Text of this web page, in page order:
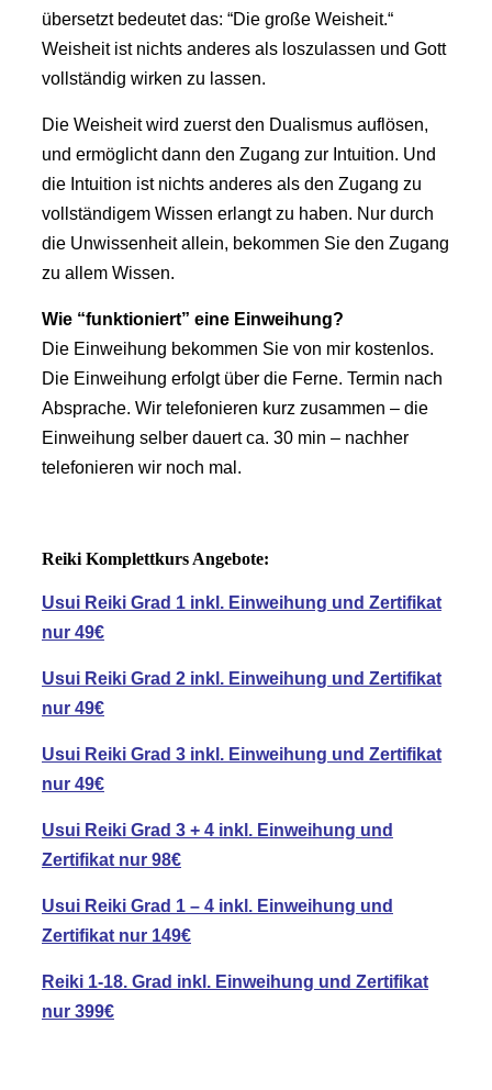
übersetzt bedeutet das: “Die große Weisheit.“
Weisheit ist nichts anderes als loszulassen und Gott
vollständig wirken zu lassen.
Die Weisheit wird zuerst den Dualismus auflösen,
und ermöglicht dann den Zugang zur Intuition. Und
die Intuition ist nichts anderes als den Zugang zu
vollständigem Wissen erlangt zu haben. Nur durch
die Unwissenheit allein, bekommen Sie den Zugang
zu allem Wissen.
Wie “funktioniert” eine Einweihung?
Die Einweihung bekommen Sie von mir kostenlos.
Die Einweihung erfolgt über die Ferne. Termin nach
Absprache. Wir telefonieren kurz zusammen – die
Einweihung selber dauert ca. 30 min – nachher
telefonieren wir noch mal.
Reiki Komplettkurs Angebote:
Usui Reiki Grad 1 inkl. Einweihung und Zertifikat
nur 49€
Usui Reiki Grad 2 inkl. Einweihung und Zertifikat
nur 49€
Usui Reiki Grad 3 inkl. Einweihung und Zertifikat
nur 49€
Usui Reiki Grad 3 + 4 inkl. Einweihung und
Zertifikat nur 98€
Usui Reiki Grad 1 – 4 inkl. Einweihung und
Zertifikat nur 149€
Reiki 1-18. Grad inkl. Einweihung und Zertifikat
nur 399€